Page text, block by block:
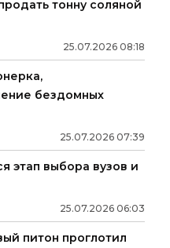
тонну соляной
25.07.2026 08:18
бездомных
25.07.2026 07:39
этап выбора вузов и
25.07.2026 06:03
питон проглотил